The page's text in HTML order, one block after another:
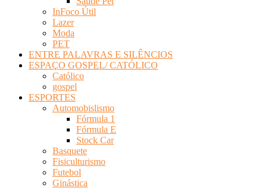
InFoco Útil
Lazer
Moda
PET
ENTRE PALAVRAS E SILÊNCIOS
ESPAÇO GOSPEL/ CATÓLICO
Católico
gospel
ESPORTES
Automobislismo
Fórmula 1
Fórmula E
Stock Car
Basquete
Fisiculturismo
Futebol
Ginástica